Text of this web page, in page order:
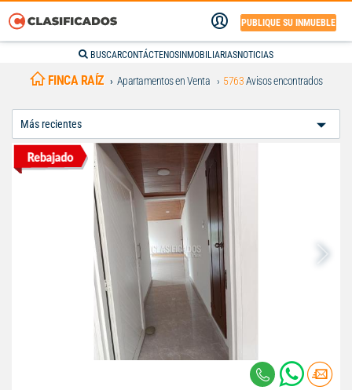
PUBLIQUE SU INMUEBLE
BUSCARCONTÁCTENOS INMOBILIARIASNOTICIAS
FINCA RAÍZ Apartamentos en Venta 5763Avisos encontrados